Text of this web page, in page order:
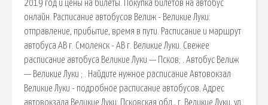
2019 год и цены на билеты. Покупка билетов на автобус
онлайн. Расписание автобусов Велиж - Великие Луки:
отправление, прибытие, время в пути. Расписание и маршрут
автобуса АВ г. Смоленск - АВ г. Великие Луки. Свежее
расписание автобуса Великие Луки — Псков; . Автобус Велиж
— Великие Луки ; . Найдите нужное расписание Автовокзал
Великие Луки - подробное расписание автобусов. Адрес
автовокзала Великие Луки: Псковская обл., г. Великие Луки, ул.